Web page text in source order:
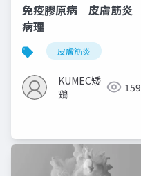
免疫膠原病 皮膚筋炎
病理
皮膚筋炎
KUMEC矮
鶏
159